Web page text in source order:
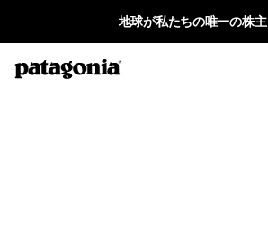
地球が私たちの唯一の株主